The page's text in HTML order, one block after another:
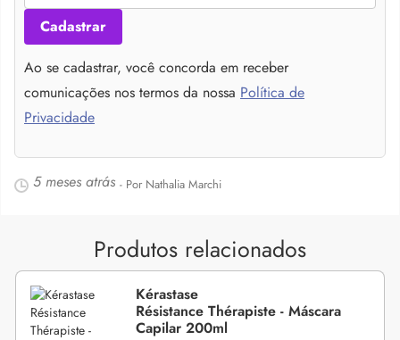
Cadastrar
Ao se cadastrar, você concorda em receber
comunicações nos termos da nossa Política de
Privacidade
5 meses atrás - Por Nathalia Marchi
Produtos relacionados
Kérastase
Résistance Thérapiste - Máscara
Capilar 200ml